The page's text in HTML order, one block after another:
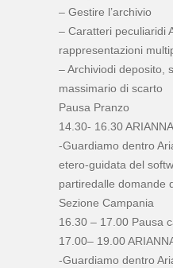
– Gestire l’archivio
– Caratteri peculiaridi
rappresentazioni
– Archiviodi deposito,
massimario di scarto
Pausa Pranzo
14.30- 16.30
-Guardiamo dentro
etero-guidata del
partiredalle domande
Sezione Campania
16.30 – 17.00 Pausa
17.00– 19.00
-Guardiamo dentro